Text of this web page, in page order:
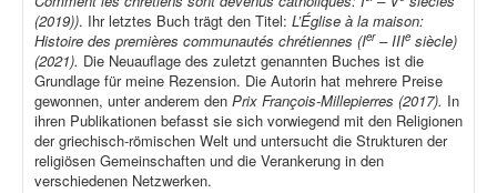
(2019)). Ihr letztes Buch trägt den Titel: L’Église à la maison:
Histoire des premières communautés chrétiennes (Ier– IIIe siècle)
(2021). Die Neuauflage des zuletzt genannten Buches ist die
Grundlage für meine Rezension. Die Autorin hat mehrere Preise
gewonnen, unter anderem den Prix François-Millepierres (2017). In
ihren Publikationen befasst sie sich vorwiegend mit den Religionen
der griechisch-römischen Welt und untersucht die Strukturen der
religiösen Gemeinschaften und die Verankerung in den
verschiedenen Netzwerken.